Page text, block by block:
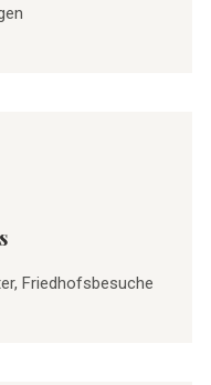
Friedhofsbesuche